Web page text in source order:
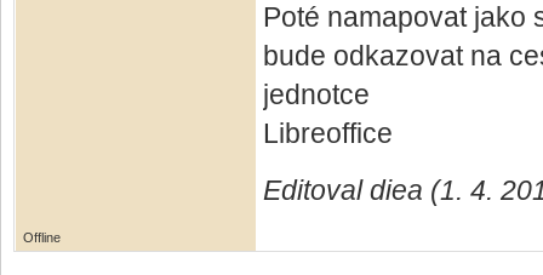
Poté namapovat jako
bude odkazovat na
jednotce
Libreoffice
Editoval diea (1. 4.
Offline